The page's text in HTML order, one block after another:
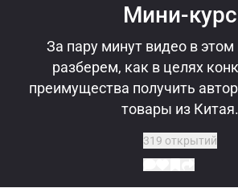
Мини-курс
За пару минут видео в этом
разберем, как в целях
преимущества получить
товары из Китая.
319 открытий